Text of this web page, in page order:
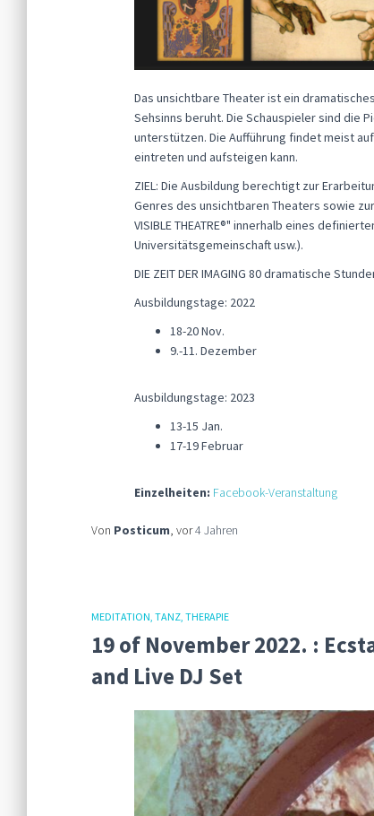
Das unsichtbare Theater ist ein
Sehsinns beruht. Die Schauspieler sind die
unterstützen. Die Aufführung findet meist
eintreten und aufsteigen kann.
ZIEL: Die Ausbildung berechtigt zur
Genres des unsichtbaren Theaters sowie
VISIBLE THEATRE®" innerhalb eines
Universitätsgemeinschaft usw.).
DIE ZEIT DER IMAGING 80 dramatische
Ausbildungstage: 2022
18-20 Nov.
9.-11. Dezember
Ausbildungstage: 2023
13-15 Jan.
17-19 Februar
Einzelheiten: Facebook-Veranstaltung
Von Posticum, vor4 Jahren
MEDITATION TANZ THERAPIE
19 of November 2022. :
and Live DJ Set